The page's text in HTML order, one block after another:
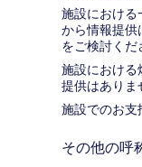
施設における
から情報提供
をご検討くだ
施設における
提供はありま
施設でのお支
その他の呼